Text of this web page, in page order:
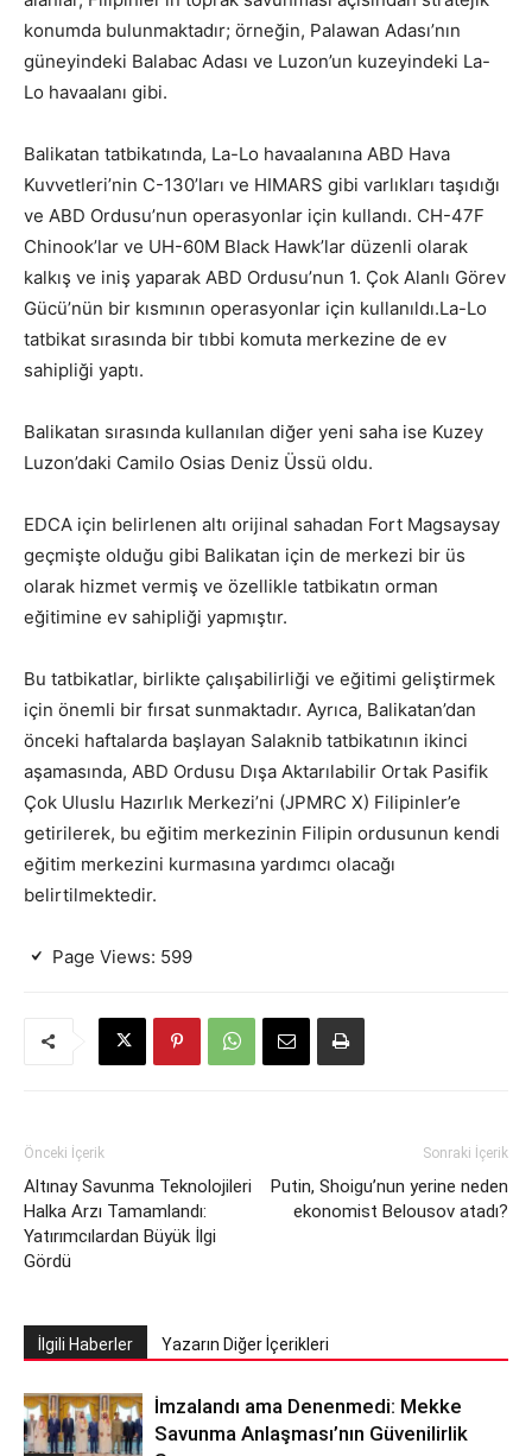
konumda bulunmaktadır; örneğin, Palawan Adası’nın
güneyindeki Balabac Adası ve Luzon’un kuzeyindeki La-
Lo havaalanı gibi.
Balikatan tatbikatında, La-Lo havaalanına ABD Hava
Kuvvetleri’nin C-130’ları ve HIMARS gibi varlıkları taşıdığı
ve ABD Ordusu’nun operasyonlar için kullandı. CH-47F
Chinook’lar ve UH-60M Black Hawk’lar düzenli olarak
kalkış ve iniş yaparak ABD Ordusu’nun 1. Çok Alanlı Görev
Gücü’nün bir kısmının operasyonlar için kullanıldı.La-Lo
tatbikat sırasında bir tıbbi komuta merkezine de ev
sahipliği yaptı.
Balikatan sırasında kullanılan diğer yeni saha ise Kuzey
Luzon’daki Camilo Osias Deniz Üssü oldu.
EDCA için belirlenen altı orijinal sahadan Fort Magsaysay
geçmişte olduğu gibi Balikatan için de merkezi bir üs
olarak hizmet vermiş ve özellikle tatbikatın orman
eğitimine ev sahipliği yapmıştır.
Bu tatbikatlar, birlikte çalışabilirliği ve eğitimi geliştirmek
için önemli bir fırsat sunmaktadır. Ayrıca, Balikatan’dan
önceki haftalarda başlayan Salaknib tatbikatının ikinci
aşamasında, ABD Ordusu Dışa Aktarılabilir Ortak Pasifik
Çok Uluslu Hazırlık Merkezi’ni (JPMRC X) Filipinler’e
getirilerek, bu eğitim merkezinin Filipin ordusunun kendi
eğitim merkezini kurmasına yardımcı olacağı
belirtilmektedir.
Page Views: 599
Önceki İçerik
Altınay Savunma Teknolojileri
Halka Arzı Tamamlandı:
Yatırımcılardan Büyük İlgi
Gördü
Sonraki İçerik
Putin, Shoigu’nun yerine neden
ekonomist Belousov atadı?
İlgili Haberler Yazarın Diğer İçerikleri
İmzalandı ama Denenmedi: Mekke
Savunma Anlaşması’nın Güvenilirlik